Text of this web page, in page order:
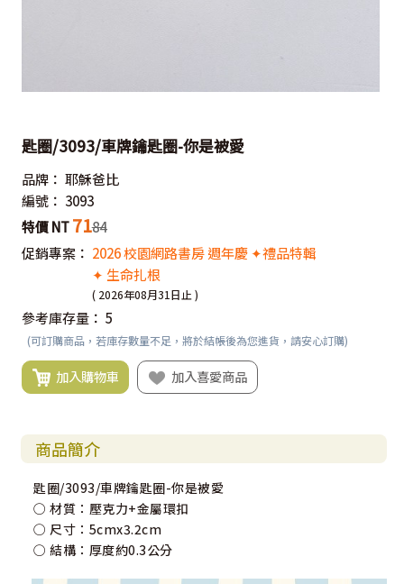
匙圈/3093/車牌鑰匙圈-你是被愛
品牌： 耶穌爸比
編號： 3093
特價 NT 7184
促銷專案： 2026 校園網路書房 週年慶 ✦禮品特輯
✦ 生命扎根
( 2026年08月31日止 )
參考庫存量： 5
(可訂購商品，若庫存數量不足，將於結帳後為您進貨，請安心訂購)
加入購物車 加入喜愛商品
商品簡介
匙圈/3093/車牌鑰匙圈-你是被愛
○ 材質：壓克力+金屬環扣
○ 尺寸：5cmx3.2cm
○ 結構：厚度約0.3公分